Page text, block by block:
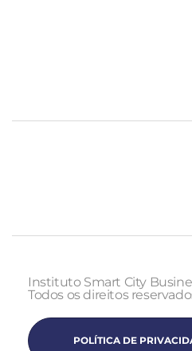
Instituto Smart City
Todos os direitos
POLÍTICA DE